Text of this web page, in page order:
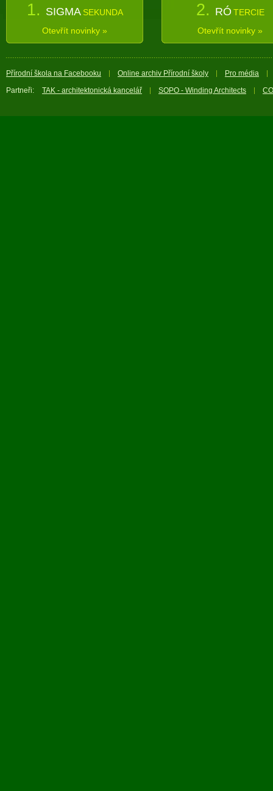
1. SIGMA SEKUNDA
Otevřít novinky »
2. RÓ TERCIE
Otevřít novinky »
Přírodní škola na Facebooku Online archiv Přírodní školy
Pro média
Partneři:
TAK - architektonická kancelář SOPO - Winding Architects